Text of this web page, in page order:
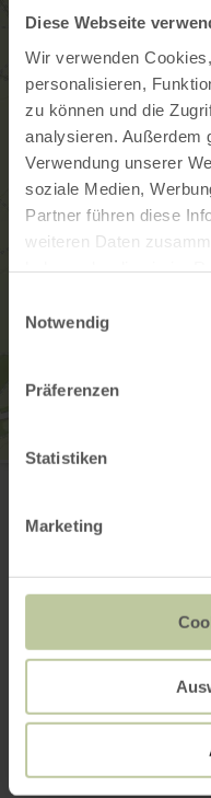
Diese Webseite
Wir verwenden
personalisieren,
zu können und die
analysieren. Außerdem
Verwendung unserer
soziale Medien,
Partner führen diese
weiteren Daten
Notwendig
Präferenzen
Statistiken
Marketing
Raiffeisenbank Kehrig
00492651 2001
Aankomst plannen
Dit kan